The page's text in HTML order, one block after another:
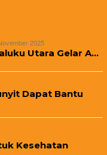
2025
Utara Gelar A…
Dapat Bantu
Kesehatan